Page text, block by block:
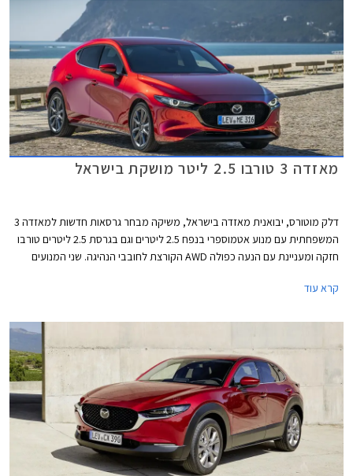
מאזדה 3 טורבו 2.5 ליטר מושקת בישראל
דלק מוטורס, יבואנית מאזדה בישראל, משיקה מבחר גרסאות חדשות למאזדה 3
המשפחתית עם מנוע אטמוספרי בנפח 2.5 ליטרים וגם בגרסת 2.5 ליטרים טורבו
חזקה ומעניינת עם הנעה כפולה AWD הקורצת לחובבי הנהיגה. שני המנועים
החדש, מדווחת החברה על תוספות אבזור בכל הגרסאות.
קרא עוד